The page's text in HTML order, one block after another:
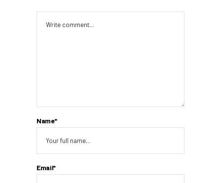
Name*
Email*